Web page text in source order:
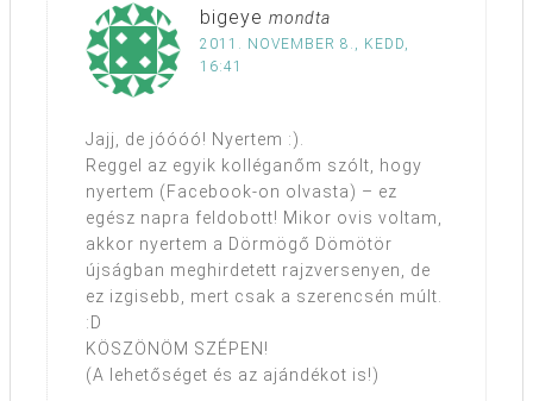
bigeye mondta
2011. NOVEMBER 8., KEDD,
16:41
Jajj, de jóóóó! Nyertem :).
Reggel az egyik kolléganőm szólt, hogy
nyertem (Facebook-on olvasta) – ez
egész napra feldobott! Mikor ovis voltam,
akkor nyertem a Dörmögő Dömötör
újságban meghirdetett rajzversenyen, de
ez izgisebb, mert csak a szerencsén múlt.
:D
KÖSZÖNÖM SZÉPEN!
(A lehetőséget és az ajándékot is!)